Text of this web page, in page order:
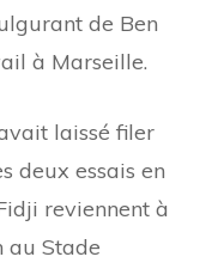
de Ben
à Marseille.
laissé filer
deux essais en
reviennent à
au Stade